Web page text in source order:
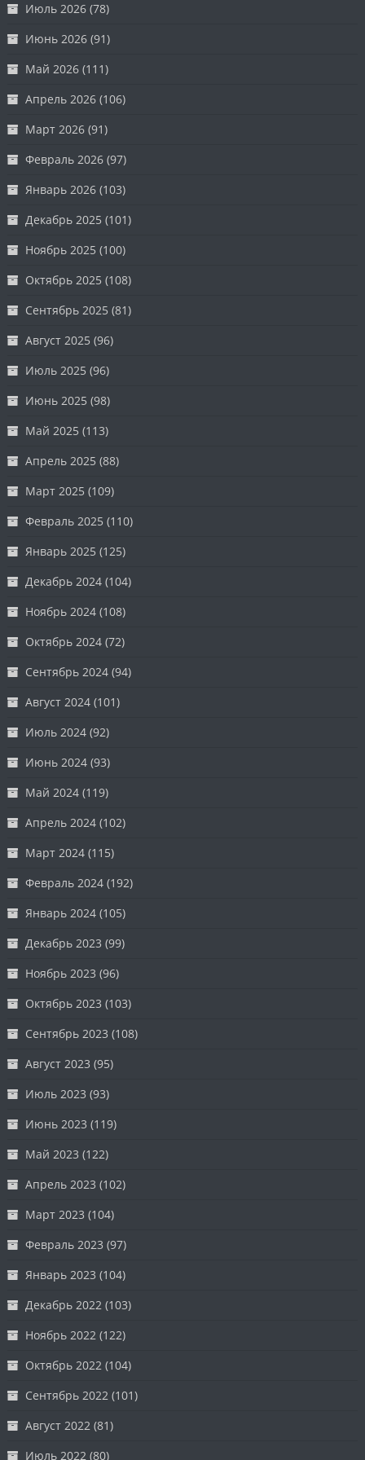
Июль 2026 (78)
Июнь 2026 (91)
Май 2026 (111)
Апрель 2026 (106)
Март 2026 (91)
Февраль 2026 (97)
Январь 2026 (103)
Декабрь 2025 (101)
Ноябрь 2025 (100)
Октябрь 2025 (108)
Сентябрь 2025 (81)
Август 2025 (96)
Июль 2025 (96)
Июнь 2025 (98)
Май 2025 (113)
Апрель 2025 (88)
Март 2025 (109)
Февраль 2025 (110)
Январь 2025 (125)
Декабрь 2024 (104)
Ноябрь 2024 (108)
Октябрь 2024 (72)
Сентябрь 2024 (94)
Август 2024 (101)
Июль 2024 (92)
Июнь 2024 (93)
Май 2024 (119)
Апрель 2024 (102)
Март 2024 (115)
Февраль 2024 (192)
Январь 2024 (105)
Декабрь 2023 (99)
Ноябрь 2023 (96)
Октябрь 2023 (103)
Сентябрь 2023 (108)
Август 2023 (95)
Июль 2023 (93)
Июнь 2023 (119)
Май 2023 (122)
Апрель 2023 (102)
Март 2023 (104)
Февраль 2023 (97)
Январь 2023 (104)
Декабрь 2022 (103)
Ноябрь 2022 (122)
Октябрь 2022 (104)
Сентябрь 2022 (101)
Август 2022 (81)
Июль 2022 (80)